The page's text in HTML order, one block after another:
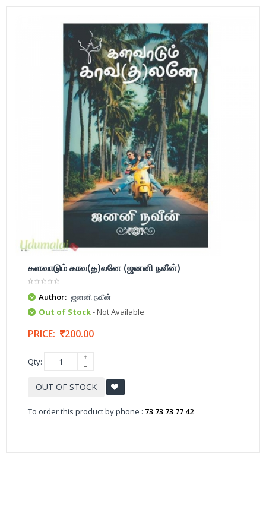
களவாடும் காவ(த)லனே (ஜனனி நவீன்)
Author: ஜனனி நவீன்
Out of Stock- Not Available
PRICE: 200.00
Qty:
OUT OF STOCK
To order this product by phone : 73 73 73 77 42